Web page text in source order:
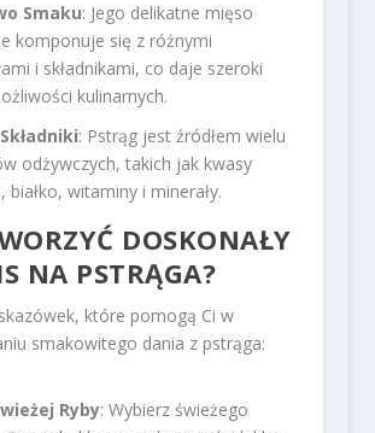
Smaku: Jego delikatne mięso
komponuje się z różnymi
i składnikami, co daje szeroki
kulinarnych.
: Pstrąg jest źródłem wielu
odżywczych, takich jak kwasy
białko, witaminy i minerały.
DOSKONAŁY
NA PSTRĄGA?
które pomogą Ci w
smakowitego dania z pstrąga:
Ryby: Wybierz świeżego